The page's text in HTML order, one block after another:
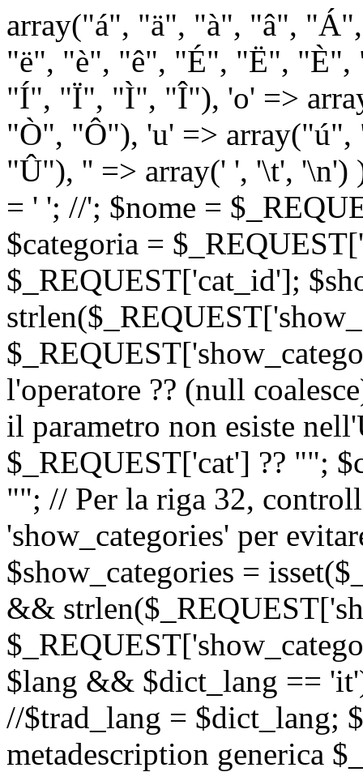
array("á", "ä", "à", "â",
"ë", "è", "ê", "É", "Ë",
"Í", "Ï", "Ì", "Î"), 'o' =>
"Ò", "Ô"), 'u' =>
"Û"), '' => array(' ', '\t',
= ' '; //'; $nome =
$categoria =
$_REQUEST['cat_id'];
l'operatore ?? (null
il parametro non esiste
$_REQUEST['cat'] ?? "";
""; // Per la riga 32,
'show_categories' per
$show_categories =
&&
$lang && $dict_lang ==
//$trad_lang = $dict_lang;
metadescription generica